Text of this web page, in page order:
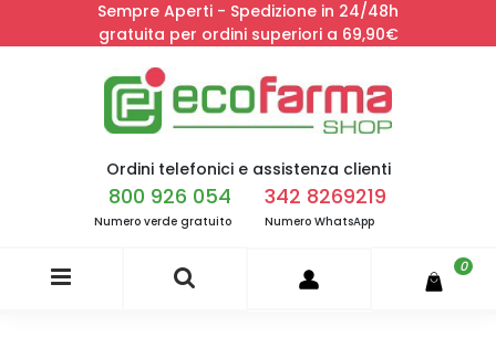
Sempre Aperti - Spedizione in 24/48h
gratuita per ordini superiori a 69,90€
Ordini telefonici e assistenza clienti
800 926 054
Numero verde gratuito
342 8269219
Numero WhatsApp
0